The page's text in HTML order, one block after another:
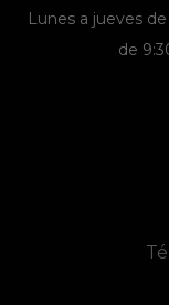
Lunes a jueves
de